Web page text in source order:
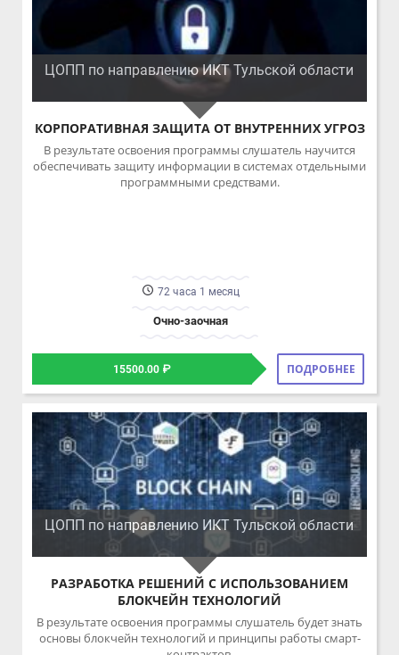
В результате освоения программы слушатель научится
обеспечивать защиту информации в системах отдельными
программными средствами.
72 часа 1 месяц
Очно-заочная
ЦОПП по направлению ИКТ Тульской области
РАЗРАБОТКА РЕШЕНИЙ С ИСПОЛЬЗОВАНИЕМ
БЛОКЧЕЙН ТЕХНОЛОГИЙ
В результате освоения программы слушатель будет знать
основы блокчейн технологий и принципы работы смарт-
контрактов.
72 часа 1 месяц
Очно-заочная